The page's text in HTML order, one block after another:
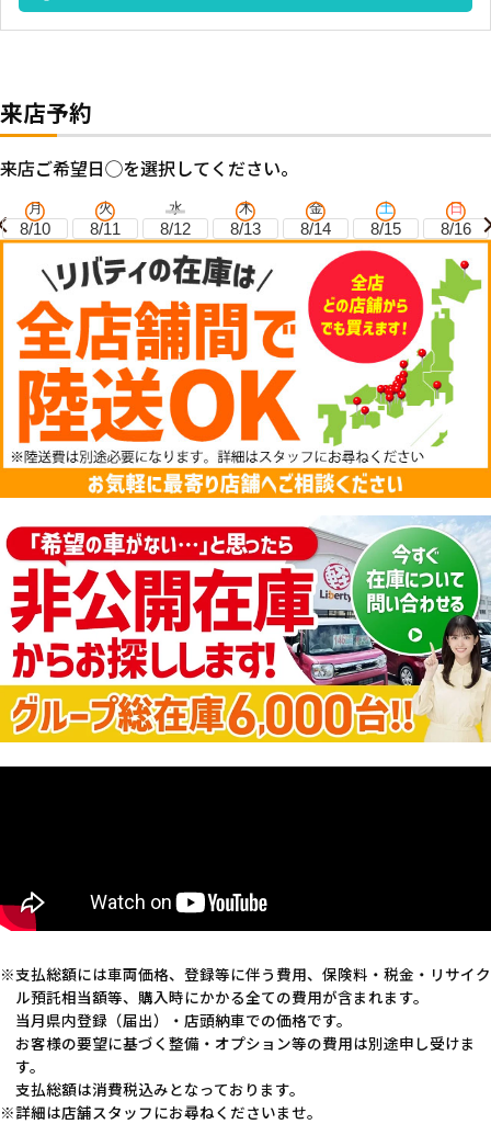
来店予約
来店ご希望日◯を選択してください。
月
8/10
火
8/11
水
8/12
木
8/13
金
8/14
土
8/15
日
8/16
支払総額には車両価格、登録等に伴う費用、保険料・税金・リサイク
ル預託相当額等、購入時にかかる全ての費用が含まれます。
当月県内登録（届出）・店頭納車での価格です。
お客様の要望に基づく整備・オプション等の費用は別途申し受けま
す。
支払総額は消費税込みとなっております。
詳細は店舗スタッフにお尋ねくださいませ。